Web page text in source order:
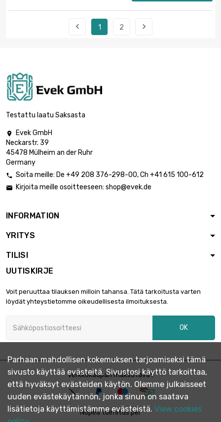
 1 2 
Testattu laatu Saksasta

Evek GmbH
Neckarstr. 39
45478 Mülheim an der Ruhr
Germany
 Soita meille: De +49 208 376-298-00, Ch +41 615 100-612
 Kirjoita meille osoitteeseen: shop@evek.de
INFORMATION
YRITYS
TILISI
UUTISKIRJE
Voit peruuttaa tilauksen milloin tahansa. Tätä tarkoitusta varten
löydät yhteystietomme oikeudellisesta ilmoituksesta.
OK
Verkkokaupan maksutavat
Nopea toimitus per
Parhaan mahdollisen kokemuksen tarjoamiseksi tämä
sivusto käyttää evästeitä. Sivustosi käyttö tarkoittaa,
että hyväksyt evästeiden käytön. Olemme julkaisseet
uuden evästekäytännön, jonka sinun on saatava
lisätietoja käyttämistämme evästeistä. View cookies